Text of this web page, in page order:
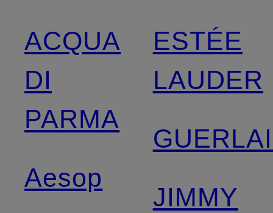
ACQUA
DI
PARMA
Aesop
ESTÉE
LAUDER
JIMMY